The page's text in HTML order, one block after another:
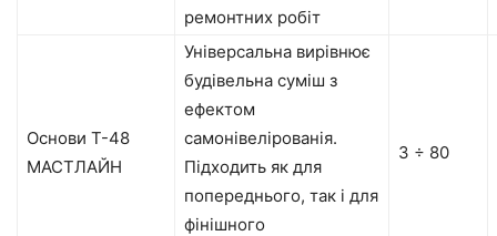
ремонтних робіт
Основи Т-48
МАСТЛАЙН
Універсальна вирівнює
будівельна суміш з
ефектом
самонівелірованія.
Підходить як для
попереднього, так і для
фінішного
3 ÷ 80